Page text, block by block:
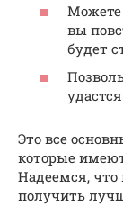
Можете
вы
будет
Это все
которые
Надеемся, что
получить